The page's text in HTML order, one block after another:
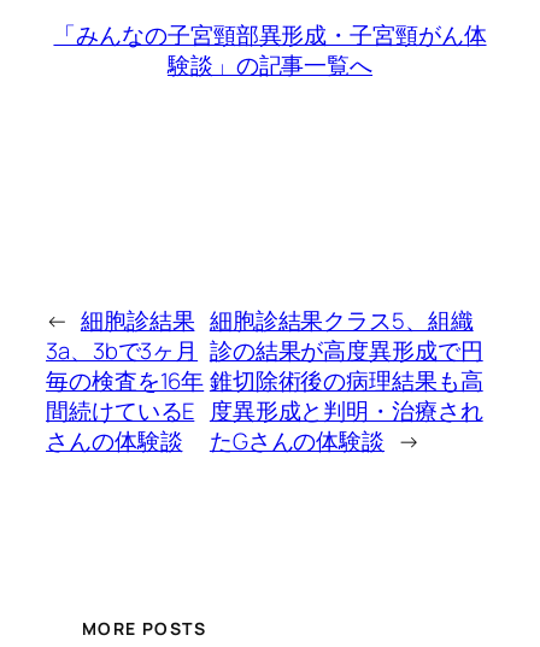
「みんなの子宮頸部異形成・子宮頸がん体
験談」の記事一覧へ
← 細胞診結果
3a、3bで3ヶ月
毎の検査を16年
間続けているE
さんの体験談
細胞診結果クラス5、組織
診の結果が高度異形成で円
錐切除術後の病理結果も高
度異形成と判明・治療され
たGさんの体験談 →
MORE POSTS